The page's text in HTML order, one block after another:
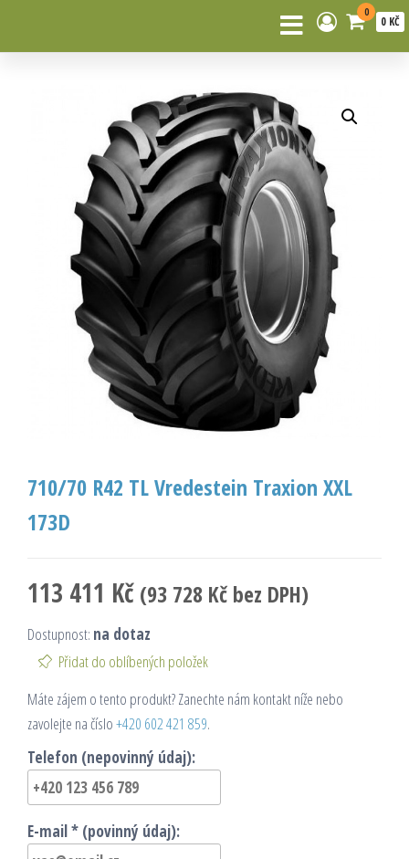
0
0 KČ
710/70 R42 TL Vredestein Traxion XXL
173D
113 411 Kč (93 728 Kč bez DPH)
Dostupnost: na dotaz
Přidat do oblíbených položek
Máte zájem o tento produkt? Zanechte nám kontakt níže nebo
zavolejte na číslo+420 602 421 859.
Telefon (nepovinný údaj):
E-mail * (povinný údaj):